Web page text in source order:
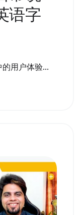
语字
用户体验...